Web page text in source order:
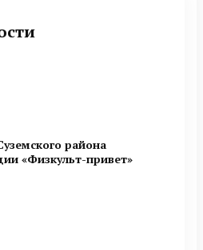
района
«Физкульт-привет»